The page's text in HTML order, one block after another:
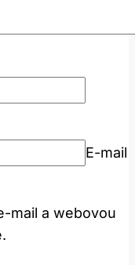
E-mail
mail a webovou